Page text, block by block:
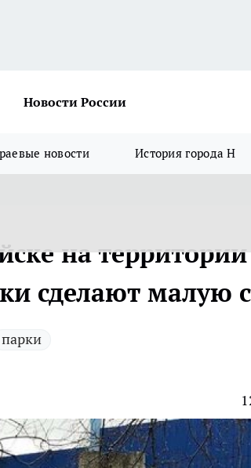
Новости России
новости История города Н
на
сделают малую
парки